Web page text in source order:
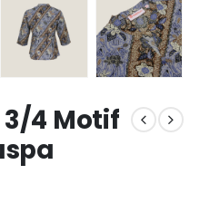
3/4 Motif